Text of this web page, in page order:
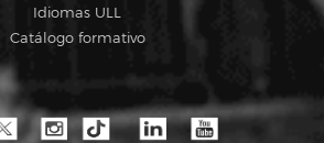
Idiomas ULL
Catálogo formativo